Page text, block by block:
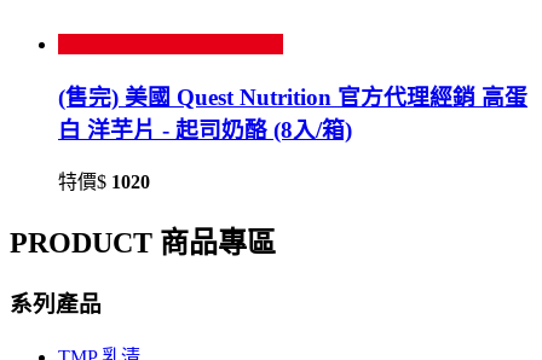
(售完) 美國 Quest Nutrition 官方代理經銷 高蛋
白 洋芋片 - 起司奶酪 (8入/箱)
特價$ 1020
PRODUCT 商品專區
系列產品